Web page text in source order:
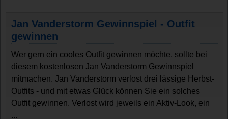
Jan Vanderstorm Gewinnspiel - Outfit
gewinnen
Wer gern ein cooles Outfit gewinnen möchte, sollte bei
diesem kostenlosen Jan Vanderstorm Gewinnspiel
mitmachen. Jan Vanderstorm verlost drei lässige Herbst-
Outfits - und mit etwas Glück können Sie ein solches
Outfit gewinnen. Verlost wird jeweils ein Aktiv-Look, ein
...